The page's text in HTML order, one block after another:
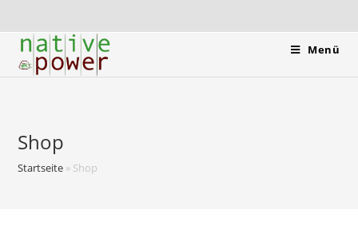
Menü
Shop
Startseite » Shop